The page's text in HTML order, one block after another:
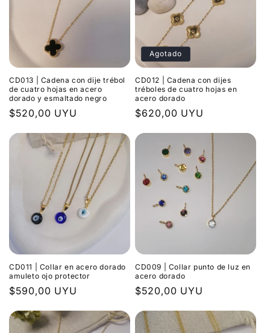
CD013 | Cadena con dije trébol
de cuatro hojas en acero
dorado y esmaltado negro
Precio
$520,00 UYU
Agotado
CD012 | Cadena con dijes
tréboles de cuatro hojas en
acero dorado
Precio
$620,00 UYU
CD011 | Collar en acero dorado
amuleto ojo protector
Precio
$590,00 UYU
CD009 | Collar punto de luz en
acero dorado
Precio
$520,00 UYU